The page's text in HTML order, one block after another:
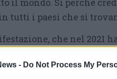
- Do Not Process My
il mondo. Si perchè
tutti i paesi che si
che nel 2021
20 maggio. I
dove verrà lasciata la